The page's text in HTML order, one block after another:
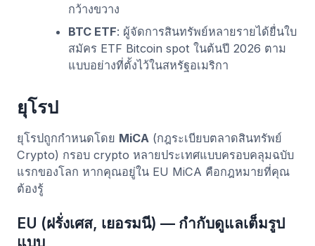
กว้างขวาง
BTC ETF: ผู้จัดการสินทรัพย์หลายรายได้ยื่นใบ
สมัคร ETF Bitcoin spot ในต้นปี 2026 ตาม
แบบอย่างที่ตั้งไว้ในสหรัฐอเมริกา
ยุโรป
ยุโรปถูกกำหนดโดย MiCA (กฎระเบียบตลาดสินทรัพย์
Crypto) กรอบ crypto หลายประเทศแบบครอบคลุมฉบับ
แรกของโลก หากคุณอยู่ใน EU MiCA คือกฎหมายที่คุณ
ต้องรู้
EU (ฝรั่งเศส, เยอรมนี) — กำกับดูแลเต็มรูป
แบบ